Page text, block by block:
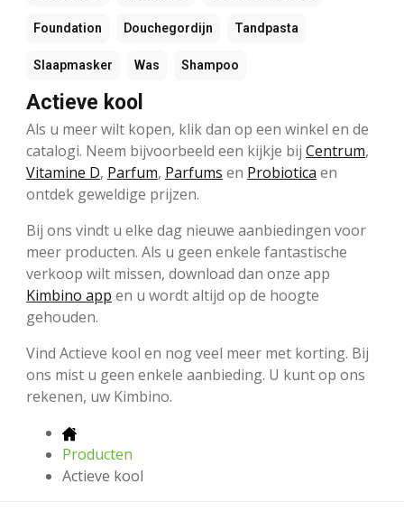
Foundation Douchegordijn Tandpasta
Slaapmasker Was Shampoo
Actieve kool
Als u meer wilt kopen, klik dan op een winkel en de
catalogi. Neem bijvoorbeeld een kijkje bij Centrum,
Vitamine D, Parfum, Parfums en Probiotica en
ontdek geweldige prijzen.
Bij ons vindt u elke dag nieuwe aanbiedingen voor
meer producten. Als u geen enkele fantastische
verkoop wilt missen, download dan onze app
Kimbino app en u wordt altijd op de hoogte
gehouden.
Vind Actieve kool en nog veel meer met korting. Bij
ons mist u geen enkele aanbieding. U kunt op ons
rekenen, uw Kimbino.
Producten
Actieve kool